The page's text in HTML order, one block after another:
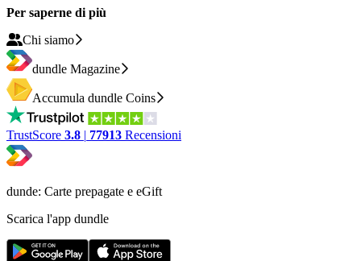
Per saperne di più
Chi siamo
dundle Magazine
Accumula dundle Coins
TrustScore 3.8 | 77913 Recensioni
dunde: Carte prepagate e eGift
Scarica l'app dundle